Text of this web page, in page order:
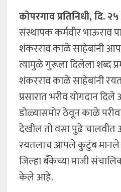
कोपरगाव प्रतिनिधी, दि.
संस्थापक कर्मवीर भाऊराव
शंकरराव काळे साहेबांनी
त्यामुळे गुरूला दिलेला शब्द
शंकरराव काळे साहेबांनी
प्रसारात भरीव योगदान
डोळ्यासमोर ठेवून काळे
देखील तो वसा पुढे चालवीत
रयतलाच आपले कुटुंब मानले
जिल्हा बँकेच्या माजी
केले आहे.